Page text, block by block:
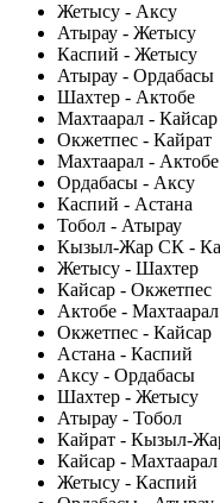
Жетысу - Аксу
Атырау - Жетысу
Каспий - Жетысу
Атырау - Ордабасы
Шахтер - Актобе
Махтаарал - Кайсар
Окжетпес - Кайрат
Махтаарал - Актобе
Ордабасы - Аксу
Каспий - Астана
Тобол - Атырау
Кызыл-Жар СК -
Жетысу - Шахтер
Кайсар - Окжетпес
Актобе - Махтаарал
Окжетпес - Кайсар
Астана - Каспий
Аксу - Ордабасы
Шахтер - Жетысу
Атырау - Тобол
Кайрат - Кызыл-
Кайсар - Махтаарал
Жетысу - Каспий